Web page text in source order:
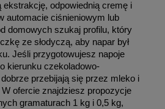
odpowiednią cremę i
automacie ciśnieniowym lub
domowych szukaj profilu, który
ze słodyczą, aby napar był
Jeśli przygotowujesz napoje
kierunku czekoladowo-
przebijają się przez mleko i
gramaturach 1 kg i 0,5 kg,